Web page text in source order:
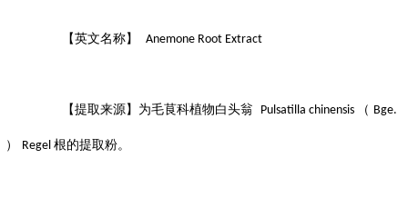
【英文名称】 Anemone Root Extract
【提取来源】为毛茛科植物白头翁 Pulsatilla chinensis （ Bge.
） Regel 根的提取粉。